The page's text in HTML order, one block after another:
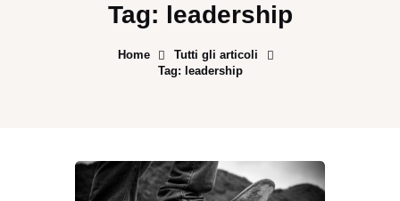
Tag: leadership
Home
Tutti gli articoli
Tag: leadership